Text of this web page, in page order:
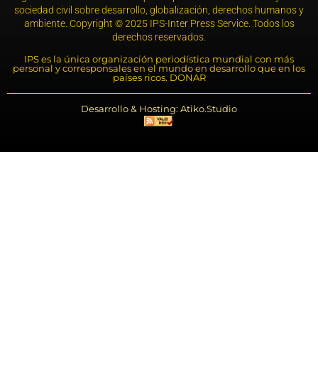
sociedad civil sobre desarrollo, globalización, derechos humanos y
ambiente. Copyright © 2025 IPS-Inter Press Service. Todos los
derechos reservados.
IPS es la única organización periodística mundial con más
personal y corresponsales en el mundo en desarrollo que en los
países ricos. DONAR
Desarrollo & Hosting: Atiko.Studio